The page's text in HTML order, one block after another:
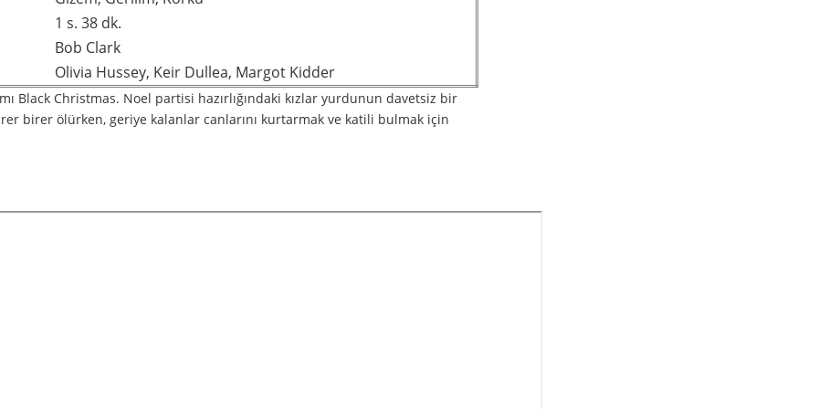
1 s. 38 dk.
Bob Clark
Olivia Hussey, Keir Dullea, Margot Kidder
Black Christmas. Noel partisi hazırlığındaki kızlar yurdunun davetsiz bir
birer ölürken, geriye kalanlar canlarını kurtarmak ve katili bulmak için